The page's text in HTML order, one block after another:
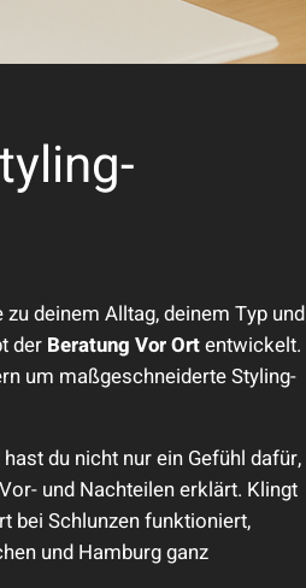
deinem Alltag, deinem Typ und
der Beratung Vor Ortentwickelt.
um maßgeschneiderte Styling-
du nicht nur ein Gefühl dafür,
und Nachteilen erklärt. Klingt
bei Schlunzen funktioniert,
und Hamburg ganz